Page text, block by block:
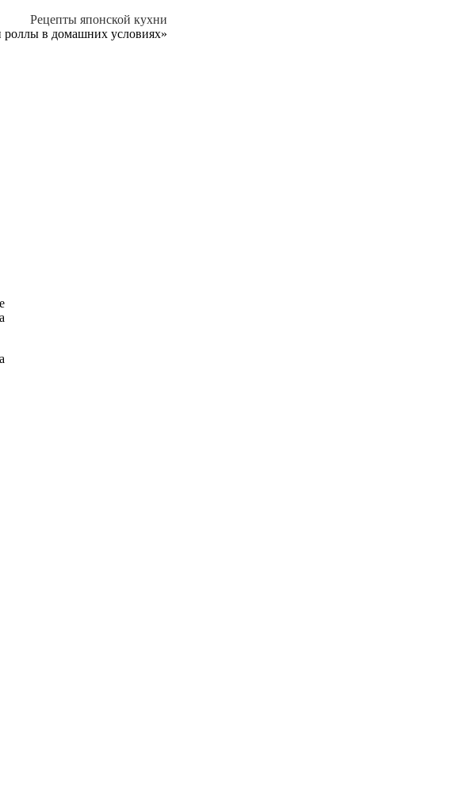
Рецепты японской кухни
роллы в домашних условиях»